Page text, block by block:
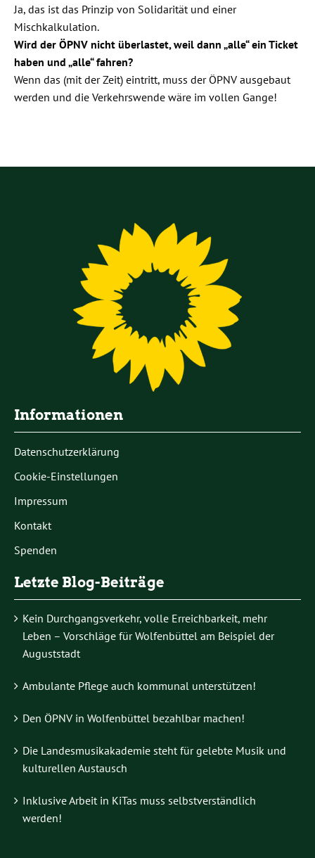
Ja, das ist das Prinzip von Solidarität und einer
Mischkalkulation.
Wird der ÖPNV nicht überlastet, weil dann „alle“ ein Ticket
haben und „alle“ fahren?
Wenn das (mit der Zeit) eintritt, muss der ÖPNV ausgebaut
werden und die Verkehrswende wäre im vollen Gange!
Informationen
Datenschutzerklärung
Cookie-Einstellungen
Impressum
Kontakt
Spenden
Letzte Blog-Beiträge
Kein Durchgangsverkehr, volle Erreichbarkeit, mehr
Leben – Vorschläge für Wolfenbüttel am Beispiel der
Auguststadt
Ambulante Pflege auch kommunal unterstützen!
Den ÖPNV in Wolfenbüttel bezahlbar machen!
Die Landesmusikakademie steht für gelebte Musik und
kulturellen Austausch
Inklusive Arbeit in KiTas muss selbstverständlich
werden!